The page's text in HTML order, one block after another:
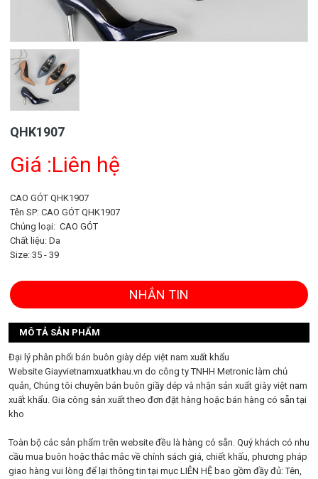
QHK1907
Giá :Liên hệ
CAO GÓT QHK1907
Tên SP: CAO GÓT QHK1907
Chủng loại: CAO GÓT
Chất liệu: Da
Size: 35 - 39
NHẮN TIN
MÔ TẢ SẢN PHẨM
Đại lý phân phối bán buôn giày dép việt nam xuất khẩu
Website Giayvietnamxuatkhau.vn do công ty TNHH Metronic làm chủ
quản, Chúng tôi chuyên bán buôn giầy dép và nhận sản xuất giày việt nam
xuất khẩu. Gia công sản xuất theo đơn đặt hàng hoặc bán hàng có sẵn tại
kho
Toàn bộ các sản phẩm trên website đều là hàng có sẵn. Quý khách có nhu
cầu mua buôn hoặc thắc mắc về chính sách giá, chiết khấu, phương pháp
giao hàng vui lòng để lại thông tin tại mục LIÊN HỆ bao gồm đầy đủ: Tên,